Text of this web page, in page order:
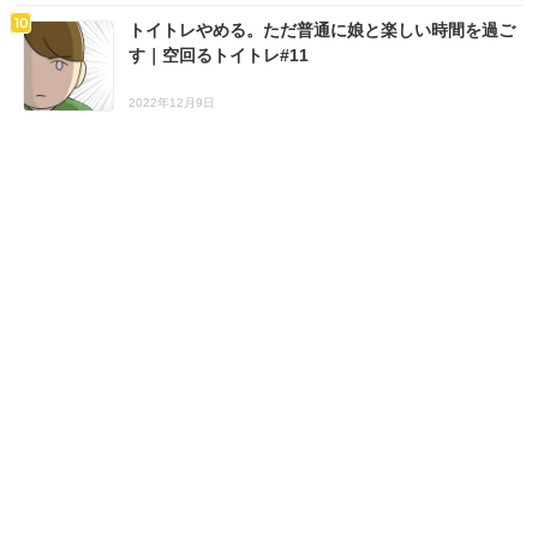
トイトレやめる。ただ普通に娘と楽しい時間を過ご
す｜空回るトイトレ#11
2022年12月9日